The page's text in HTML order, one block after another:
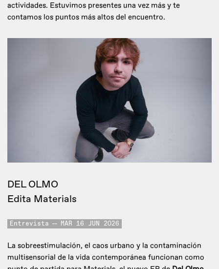
actividades. Estuvimos presentes una vez más y te
contamos los puntos más altos del encuentro.
DEL OLMO
Edita Materials
Entrevista MAR 16 JUN 2026
La sobreestimulación, el caos urbano y la contaminación
multisensorial de la vida contemporánea funcionan como